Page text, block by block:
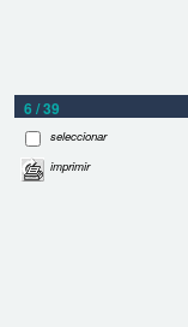
6 / 39
seleccionar
imprimir